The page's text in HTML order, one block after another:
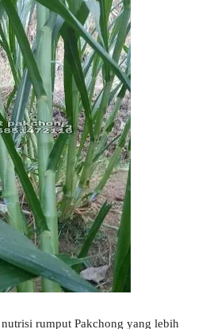
rumput Pakchong yang lebih